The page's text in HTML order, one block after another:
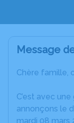
Message
Chère famille,
C’est avec
annonçons le
mardi 08 mars